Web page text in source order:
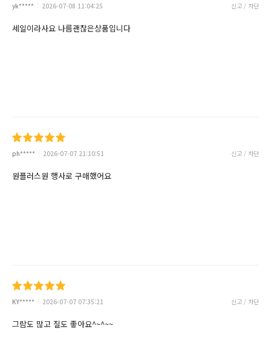
yk***** 2026-07-08 11:04:25 신고 / 차단
세일이라사요 나름괜찮은상품입니다
ph***** 2026-07-07 21:10:51 신고 / 차단
원플러스원 행사로 구매했어요
KY***** 2026-07-07 07:35:21 신고 / 차단
그람도 많고 질도 좋아요^~^~~